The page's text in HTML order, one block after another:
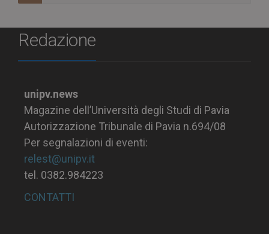
Redazione
unipv.news
Magazine dell’Università degli Studi di Pavia
Autorizzazione Tribunale di Pavia n.694/08
Per segnalazioni di eventi:
relest@unipv.it
tel. 0382.984223
CONTATTI